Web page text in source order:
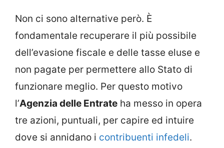
Non ci sono alternative però. È
fondamentale recuperare il più possibile
dell’evasione fiscale e delle tasse eluse e
non pagate per permettere allo Stato di
funzionare meglio. Per questo motivo
l’Agenzia delle Entrate ha messo in opera
tre azioni, puntuali, per capire ed intuire
dove si annidano i contribuenti infedeli.